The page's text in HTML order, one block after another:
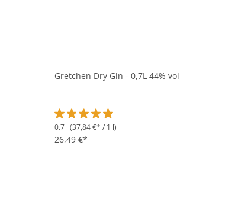
Gretchen Dry Gin - 0,7L 44% vol
Durchschnittliche Bewertung von 5 von 5 Sternen
0.7 l (37,84 €* / 1 l)
26,49 €*